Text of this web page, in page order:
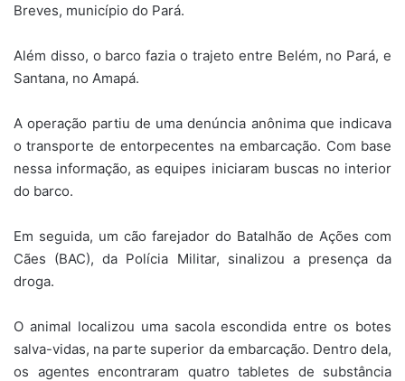
Breves, município do Pará.
Além disso, o barco fazia o trajeto entre Belém, no Pará, e
Santana, no Amapá.
A operação partiu de uma denúncia anônima que indicava
o transporte de entorpecentes na embarcação. Com base
nessa informação, as equipes iniciaram buscas no interior
do barco.
Em seguida, um cão farejador do Batalhão de Ações com
Cães (BAC), da Polícia Militar, sinalizou a presença da
droga.
O animal localizou uma sacola escondida entre os botes
salva-vidas, na parte superior da embarcação. Dentro dela,
os agentes encontraram quatro tabletes de substância